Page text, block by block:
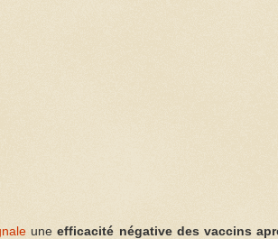
uneefficacité négative des vaccins